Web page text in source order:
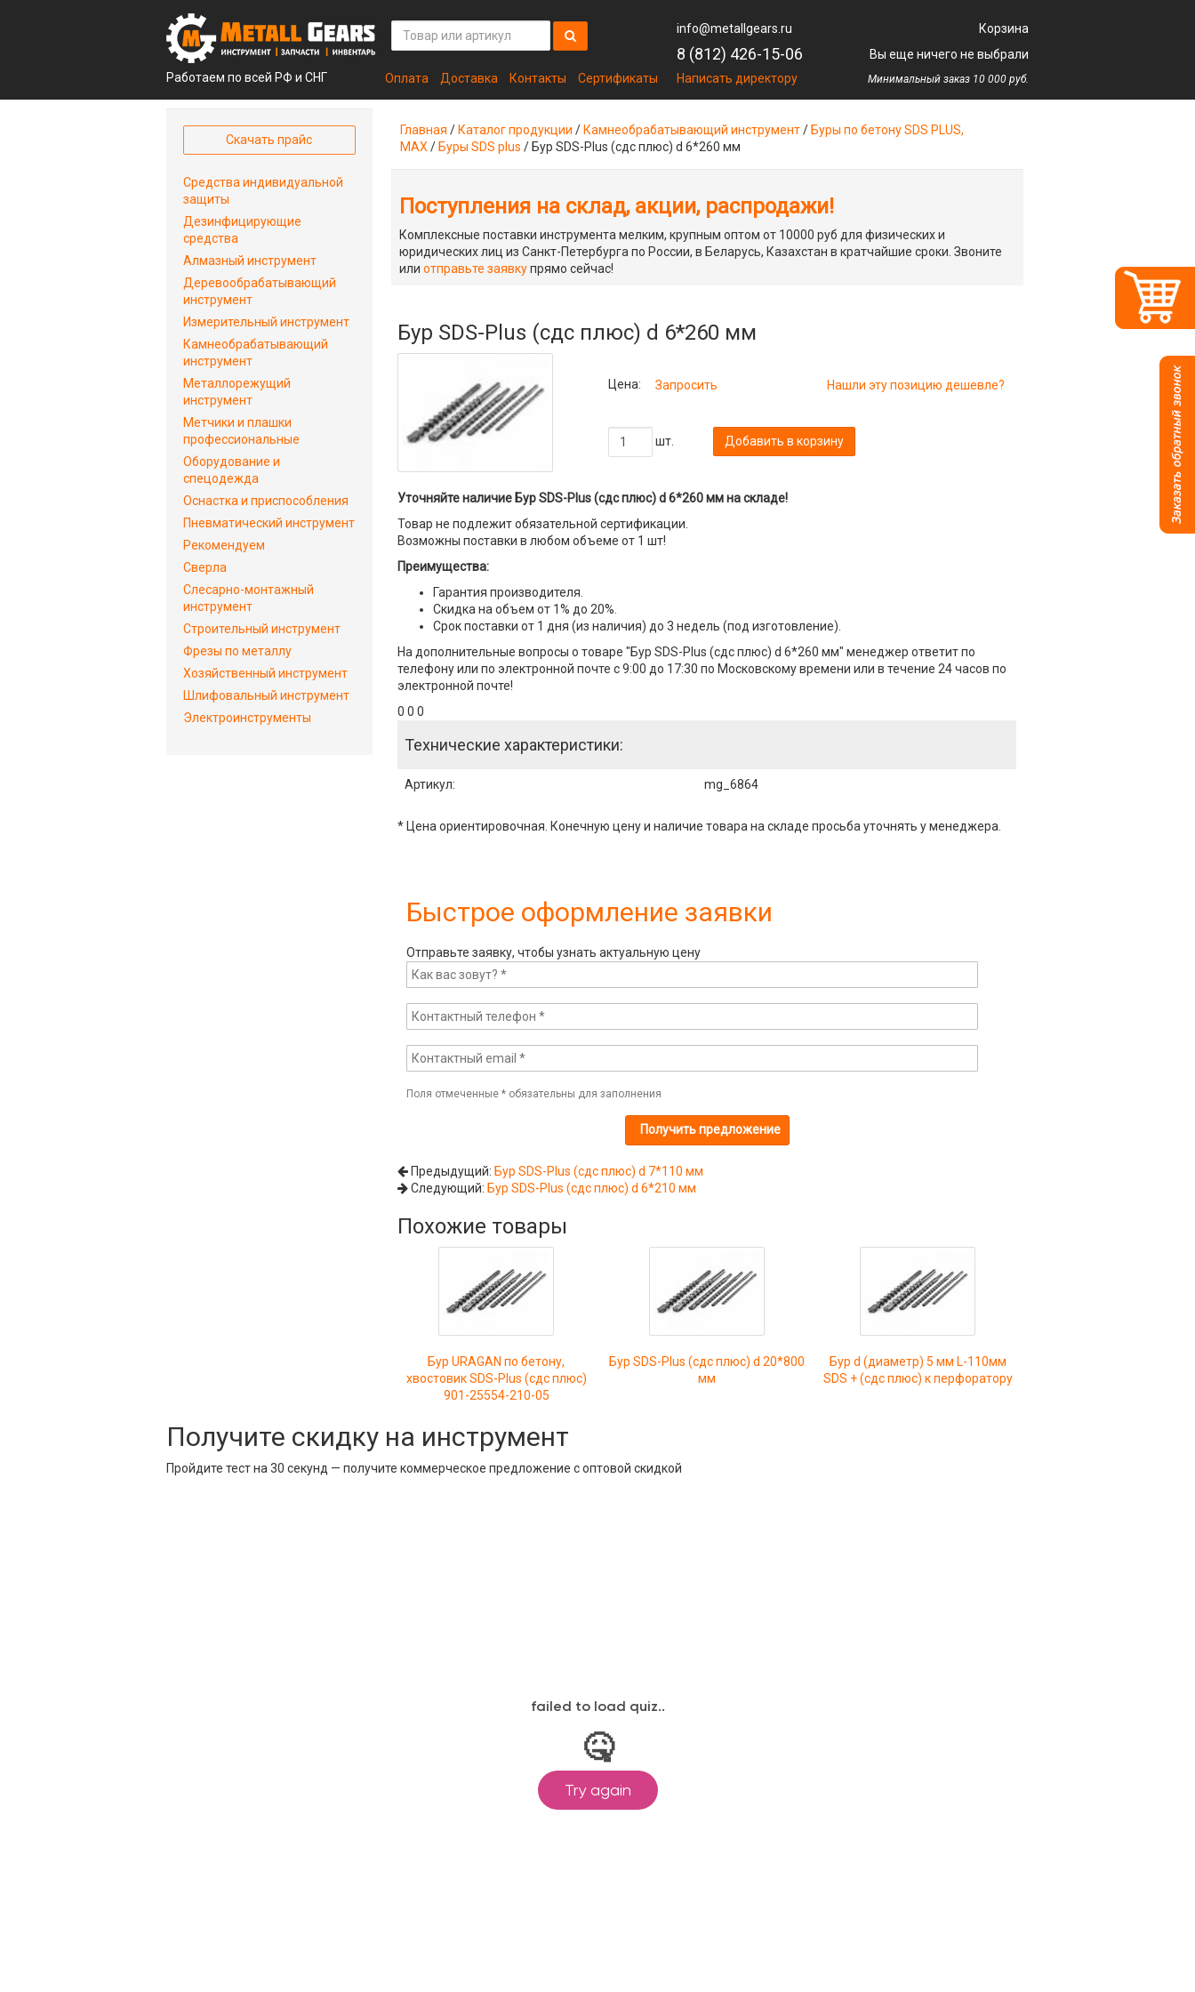
Работаем по всей РФ и СНГ Оплата Доставка Контакты Сертификаты
info@metallgears.ru
8 (812) 426-15-06
Написать директору
Корзина
Вы еще ничего не выбрали
Минимальный заказ 10 000 руб.
Главная / Каталог продукции / Камнеобрабатывающий инструмент/ Буры по бетону SDS PLUS,
MAX / Буры SDS plus / Бур SDS-Plus (сдс плюс) d 6*260 мм
Поступления на склад, акции, распродажи!
Комплексные поставки инструмента мелким, крупным оптом от 10000 руб для физических и
юридических лиц из Санкт-Петербурга по России, в Беларусь, Казахстан в кратчайшие сроки. Звоните
или отправьте заявкупрямо сейчас!
Бур SDS-Plus (сдс плюс) d 6*260 мм
Цена: Запросить Нашли эту позицию дешевле?
шт. Добавить в корзину
Уточняйте наличие Бур SDS-Plus (сдс плюс) d 6*260 мм на складе!
Товар не подлежит обязательной сертификации.
Возможны поставки в любом объеме от 1 шт!
Преимущества:
Гарантия производителя.
Скидка на объем от 1% до 20%.
Срок поставки от 1 дня (из наличия) до 3 недель (под изготовление).
На дополнительные вопросы о товаре "Бур SDS-Plus (сдс плюс) d 6*260 мм" менеджер ответит по
телефону или по электронной почте с 9:00 до 17:30 по Московскому времени или в течение 24 часов по
электронной почте!
0 0 0
Технические характеристики:
Артикул: mg_6864
* Цена ориентировочная. Конечную цену и наличие товара на складе просьба уточнять у менеджера.
Быстрое оформление заявки
Отправьте заявку, чтобы узнать актуальную цену
Поля отмеченные *обязательны для заполнения
Предыдущий: Бур SDS-Plus (сдс плюс) d 7*110 мм
Следующий: Бур SDS-Plus (сдс плюс) d 6*210 мм
Похожие товары
Бур URAGAN по бетону,
хвостовик SDS-Plus (сдс плюс)
901-25554-210-05
Бур SDS-Plus (сдс плюс) d 20*800
мм
Бур d (диаметр) 5 мм L-110мм
SDS + (сдс плюс) к перфоратору
Скачать прайс
Средства индивидуальной
защиты
Дезинфицирующие
средства
Алмазный инструмент
Деревообрабатывающий
инструмент
Измерительный инструмент
Камнеобрабатывающий
инструмент
Металлорежущий
инструмент
Метчики и плашки
профессиональные
Оборудование и
спецодежда
Оснастка и приспособления
Пневматический инструмент
Рекомендуем
Сверла
Слесарно-монтажный
инструмент
Строительный инструмент
Фрезы по металлу
Хозяйственный инструмент
Шлифовальный инструмент
Электроинструменты
Получите скидку на инструмент
Пройдите тест на 30 секунд — получите коммерческое предложение с оптовой скидкой